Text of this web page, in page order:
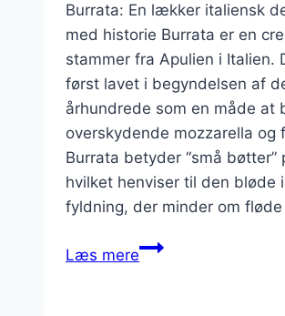
Burrata: En lækker italiensk
med historie Burrata er en
stammer fra Apulien i Italien.
først lavet i begyndelsen af
århundrede som en måde at
overskydende mozzarella og
Burrata betyder “små bøtter”
hvilket henviser til den bløde
fyldning, der minder om
Læs mereBurrata